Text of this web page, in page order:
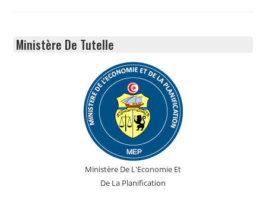
Présélectionnés
Dans
Phase
1
De
L’appel
À
Proposition
(AàP)
D’IRADA
Ministère De Tutelle
Ministère De L'Economie Et
De La Planification